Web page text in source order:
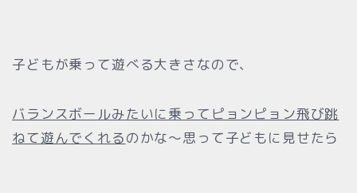
子どもが乗って遊べる大きさなので、
バランスボールみたいに乗ってピョンピョン飛び跳
ねて遊んでくれるのかな〜思って子どもに見せたら